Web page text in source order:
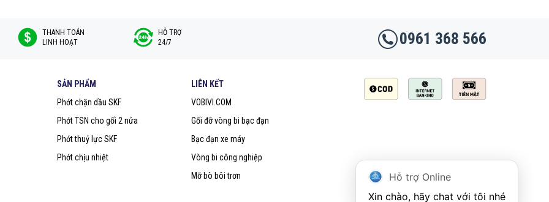
chỉ yên tâm vì chất lượng sản phẩm. Với đội ngũ kỹ thuật bán hàng tận
J2J
và các sản phẩm khác, quý khách vui lòng liên hệ trực tiếp
THANH TOÁN
LINH HOẠT
HỖ TRỢ
24/7
0961 368 566
SẢN PHẨM
Phớt chặn dầu SKF
Phớt TSN cho gối 2 nửa
Phớt thuỷ lực SKF
Phớt chịu nhiệt
LIÊN KẾT
VOBIVI.COM
Gối đỡ vòng bi bạc đạn
Bạc đạn xe máy
Vòng bi công nghiệp
Mỡ bò bôi trơn
Hỗ trợ Online
Xin chào, hãy chat với tôi nhé